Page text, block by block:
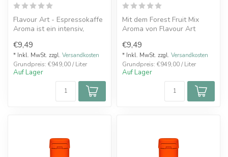
Flavour Art - Espressokaffe
Aroma ist ein intensiv,
umhüllend...
€9,49
* Inkl. MwSt. zzgl. Versandkosten
Grundpreis: €949,00 / Liter
Auf Lager
Mit dem Forest Fruit Mix
Aroma von Flavour Art
saftigen ...
€9,49
* Inkl. MwSt. zzgl. Versandkosten
Grundpreis: €949,00 / Liter
Auf Lager